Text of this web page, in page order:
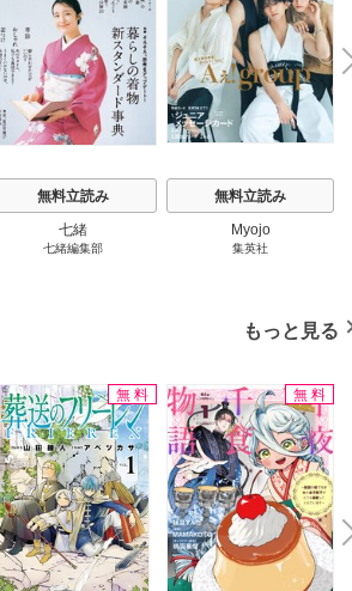
無料立読み
七緒
七緒編集部
無料立読み
Myojo
集英社
N
e
x
t
もっと見る
無料 無料
N
e
x
t